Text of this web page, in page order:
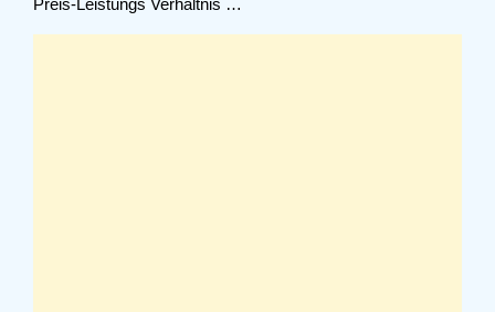
Preis-Leistungs Verhältnis …